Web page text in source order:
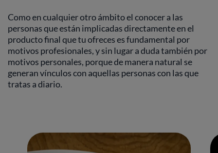
Como en cualquier otro ámbito el conocer a las
personas que están implicadas directamente en el
producto final que tu ofreces es fundamental por
motivos profesionales, y sin lugar a duda también por
motivos personales, porque de manera natural se
generan vínculos con aquellas personas con las que
tratas a diario.